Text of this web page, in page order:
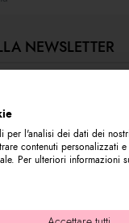
NEWSLETTER
per rimanere
Subito per te 10% di
per l'analisi dei dati dei
contenuti personalizzati
Per ulteriori informazioni